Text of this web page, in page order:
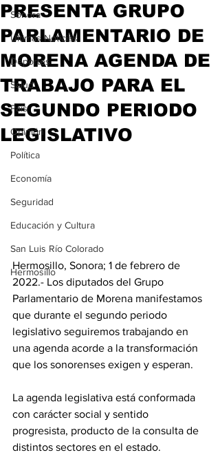
Sonora
Ultimas Noticias
Deportes
Salud
País
Opinión
Política
Economía
Seguridad
Educación y Cultura
San Luis Río Colorado
Hermosillo
PRESENTA GRUPO
PARLAMENTARIO DE
MORENA AGENDA DE
TRABAJO PARA EL
SEGUNDO PERIODO
LEGISLATIVO
Hermosillo, Sonora; 1 de febrero de
2022.- Los diputados del Grupo
Parlamentario de Morena manifestamos
que durante el segundo periodo
legislativo seguiremos trabajando en
una agenda acorde a la transformación
que los sonorenses exigen y esperan.
La agenda legislativa está conformada
con carácter social y sentido
progresista, producto de la consulta de
distintos sectores en el estado.